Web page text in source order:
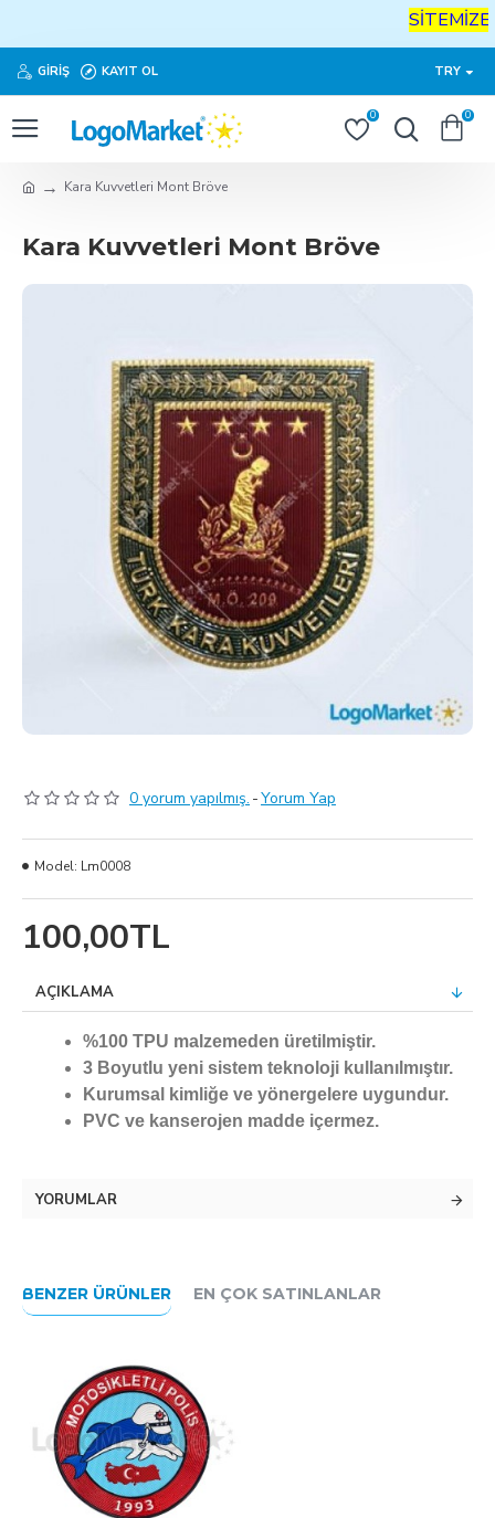
SİTEMİZE
GIRIŞ KAYIT OL TRY
0 0
Kara Kuvvetleri Mont Bröve
Kara Kuvvetleri Mont Bröve
0 yorum yapılmış. -Yorum Yap
100,00TL
Model: Lm0008
AÇIKLAMA
%100 TPU malzemeden üretilmiştir.
3 Boyutlu yeni sistem teknoloji kullanılmıştır.
Kurumsal kimliğe ve yönergelere uygundur.
PVC ve kanserojen madde içermez.
YORUMLAR
BENZER ÜRÜNLER EN ÇOK SATINLANLAR